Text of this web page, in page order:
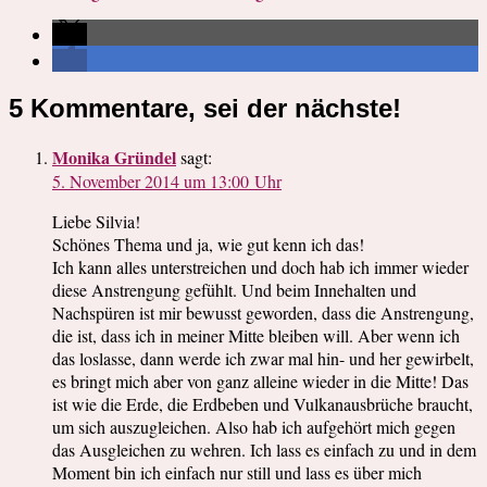
5 Kommentare, sei der nächste!
Monika Gründelsagt:
5. November 2014 um 13:00 Uhr
Liebe Silvia!
Schönes Thema und ja, wie gut kenn ich das!
Ich kann alles unterstreichen und doch hab ich immer wieder
diese Anstrengung gefühlt. Und beim Innehalten und
Nachspüren ist mir bewusst geworden, dass die Anstrengung,
die ist, dass ich in meiner Mitte bleiben will. Aber wenn ich
das loslasse, dann werde ich zwar mal hin- und her gewirbelt,
es bringt mich aber von ganz alleine wieder in die Mitte! Das
ist wie die Erde, die Erdbeben und Vulkanausbrüche braucht,
um sich auszugleichen. Also hab ich aufgehört mich gegen
das Ausgleichen zu wehren. Ich lass es einfach zu und in dem
Moment bin ich einfach nur still und lass es über mich